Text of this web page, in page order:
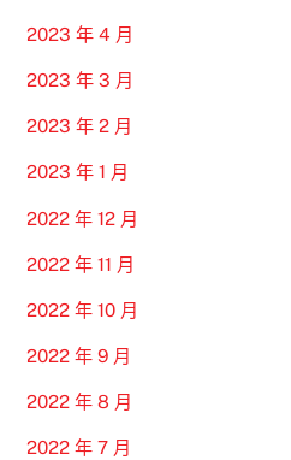
2023 年 4 月
2023 年 3 月
2023 年 2 月
2023 年 1 月
2022 年 12 月
2022 年 11 月
2022 年 10 月
2022 年 9 月
2022 年 8 月
2022 年 7 月